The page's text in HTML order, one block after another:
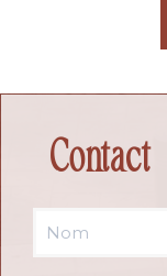
Contact